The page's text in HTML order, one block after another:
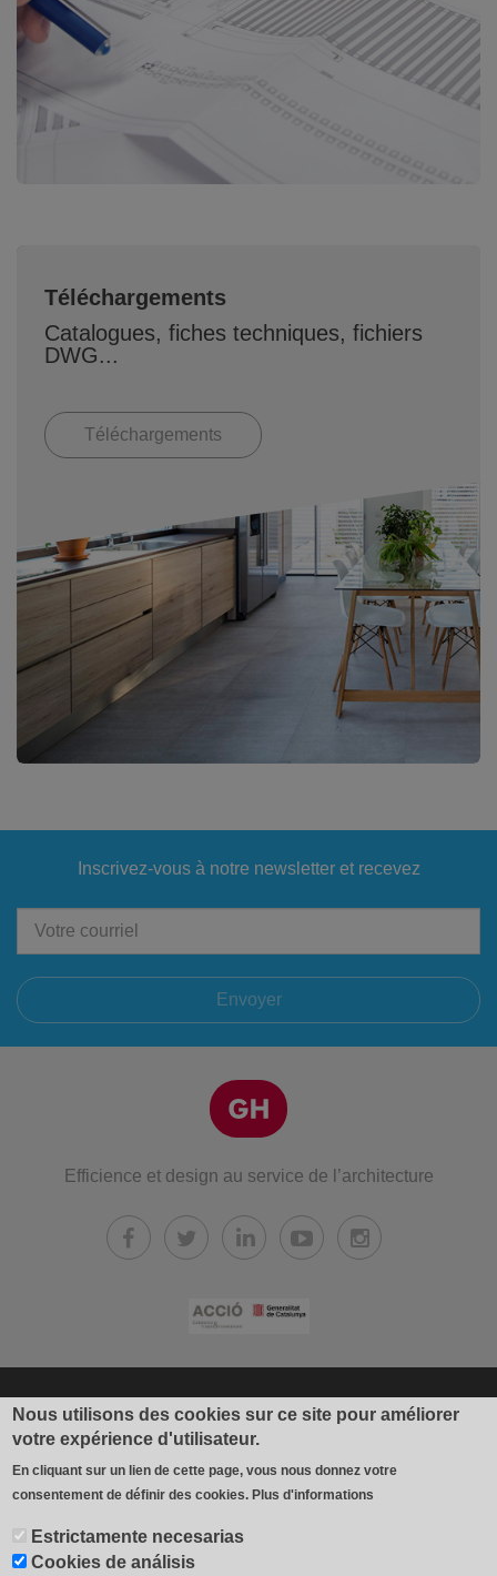
Téléchargements
Catalogues, fiches techniques, fichiers
DWG...
Téléchargements
Inscrivez-vous à notre newsletter et recevez
Envoyer
Efficience et design au service de l’architecture
© 2026 Industrial Gradhermetic, S.A.E.
Fábrica y oficinas: Avda. Béjar, 345
08226 Terrassa (España)
contacto@gradhermetic.es-Legal notice
Cookies settings
Nous utilisons des cookies sur ce site pour améliorer
votre expérience d'utilisateur.
En cliquant sur un lien de cette page, vous nous donnez votre
consentement de définir des cookies. Plus d'informations
Estrictamente necesarias
Cookies de análisis